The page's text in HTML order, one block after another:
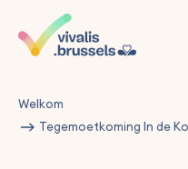
Welkom
Tegemoetkoming In de